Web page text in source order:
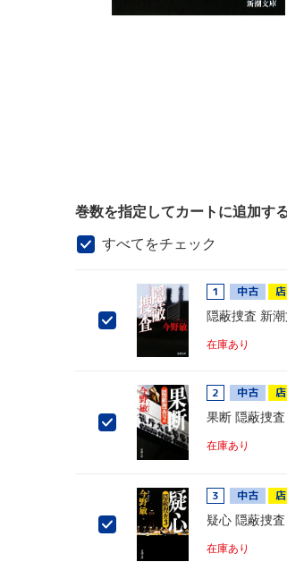
巻数を指定してカートに追加す
すべてをチェック
1 中古
隠蔽捜査 新
在庫あり
2 中古
果断 隠蔽捜
在庫あり
3 中古
疑心 隠蔽捜
在庫あり